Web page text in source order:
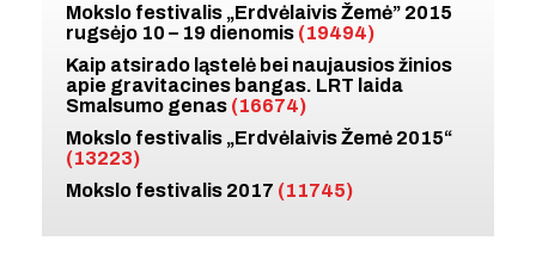
Mokslo festivalis „Erdvėlaivis Žemė” 2015
rugsėjo 10 – 19 dienomis (19494)
Kaip atsirado ląstelė bei naujausios žinios
apie gravitacines bangas. LRT laida
Smalsumo genas (16674)
Mokslo festivalis „Erdvėlaivis Žemė 2015“
(13223)
Mokslo festivalis 2017 (11745)